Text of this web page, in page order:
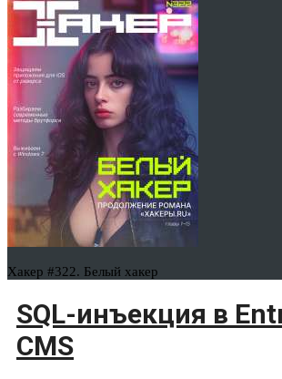
Хакер #322. Белый хакер
SQL-инъекция в
CMS